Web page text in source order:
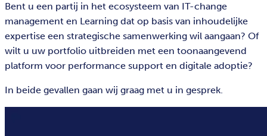
Bent u een partij in het ecosysteem van IT-change
management en Learning dat op basis van inhoudelijke
expertise een strategische samenwerking wil aangaan? Of
wilt u uw portfolio uitbreiden met een toonaangevend
platform voor performance support en digitale adoptie?
In beide gevallen gaan wij graag met u in gesprek.